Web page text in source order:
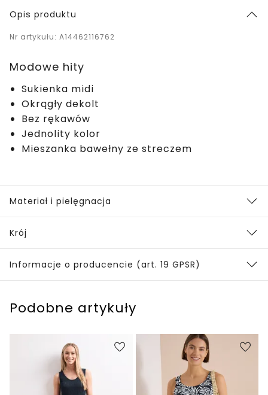
Opis produktu
Nr artykułu: A14462116762
Modowe hity
Sukienka midi
Okrągły dekolt
Bez rękawów
Jednolity kolor
Mieszanka bawełny ze streczem
Materiał i pielęgnacja
Krój
Informacje o producencie (art. 19 GPSR)
Podobne artykuły